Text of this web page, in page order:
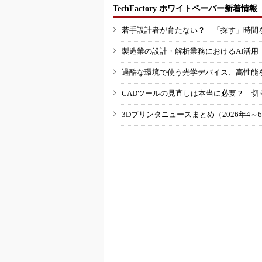
TechFactory ホワイトペーパー新着情報
若手設計者が育たない？ 「探す」時間
製造業の設計・解析業務におけるAI活
過酷な環境で使う光学デバイス、高性能
CADツールの見直しは本当に必要？ 切
3Dプリンタニュースまとめ（2026年4～